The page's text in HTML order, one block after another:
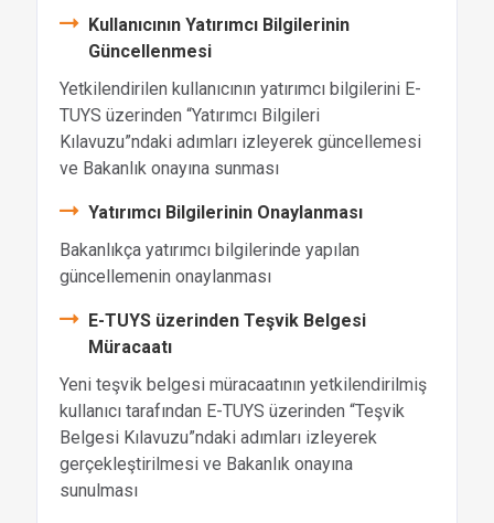
Kullanıcının Yatırımcı Bilgilerinin
Güncellenmesi
Yetkilendirilen kullanıcının yatırımcı bilgilerini E-
TUYS üzerinden “Yatırımcı Bilgileri
Kılavuzu”ndaki adımları izleyerek güncellemesi
ve Bakanlık onayına sunması
Yatırımcı Bilgilerinin Onaylanması
Bakanlıkça yatırımcı bilgilerinde yapılan
güncellemenin onaylanması
E-TUYS üzerinden Teşvik Belgesi
Müracaatı
Yeni teşvik belgesi müracaatının yetkilendirilmiş
kullanıcı tarafından E-TUYS üzerinden “Teşvik
Belgesi Kılavuzu”ndaki adımları izleyerek
gerçekleştirilmesi ve Bakanlık onayına
sunulması